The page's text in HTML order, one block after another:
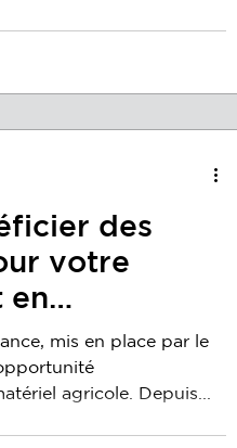
des
votre
en
récolte
mis en place par le
agricole. Depuis...